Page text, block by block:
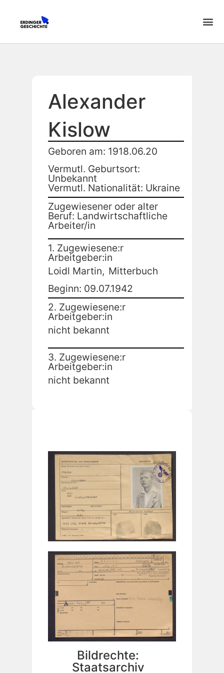
Alexander
Kislow
Geboren am: 1918.06.20
Vermutl. Geburtsort:
Unbekannt
Vermutl. Nationalität: Ukraine
Zugewiesener oder alter
Beruf: Landwirtschaftliche
Arbeiter/in
1. Zugewiesene:r
Arbeitgeber:in
Loidl Martin, Mitterbuch
Beginn: 09.07.1942
2. Zugewiesene:r
Arbeitgeber:in
nicht bekannt
3. Zugewiesene:r
Arbeitgeber:in
nicht bekannt
Bildrechte:
Staatsarchiv